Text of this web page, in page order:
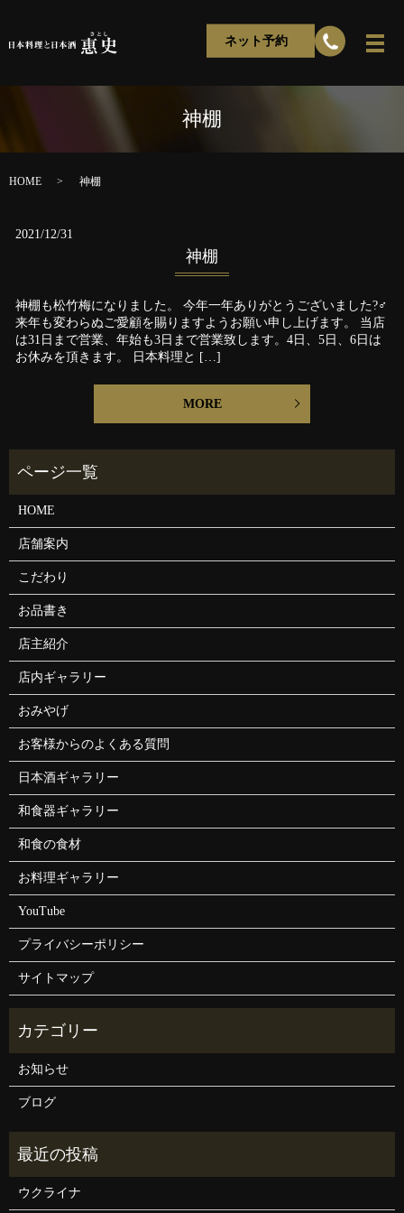
ネット予約
神棚
HOME 神棚
2021/12/31
神棚
神棚も松竹梅になりました。 今年一年ありがとうございました?‍♂️
来年も変わらぬご愛顧を賜りますようお願い申し上げます。 当店
は31日まで営業、年始も3日まで営業致します。4日、5日、6日は
お休みを頂きます。 日本料理と […]
MORE
HOME
店舗案内
こだわり
お品書き
店主紹介
店内ギャラリー
おみやげ
お客様からのよくある質問
日本酒ギャラリー
和食器ギャラリー
和食の食材
お料理ギャラリー
YouTube
プライバシーポリシー
サイトマップ
お知らせ
ブログ
ウクライナ